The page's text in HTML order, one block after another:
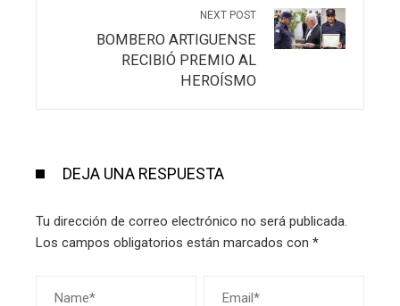
NEXT POST
BOMBERO ARTIGUENSE
RECIBIÓ PREMIO AL
HEROÍSMO
DEJA UNA RESPUESTA
Tu dirección de correo electrónico no será publicada.
Los campos obligatorios están marcados con *